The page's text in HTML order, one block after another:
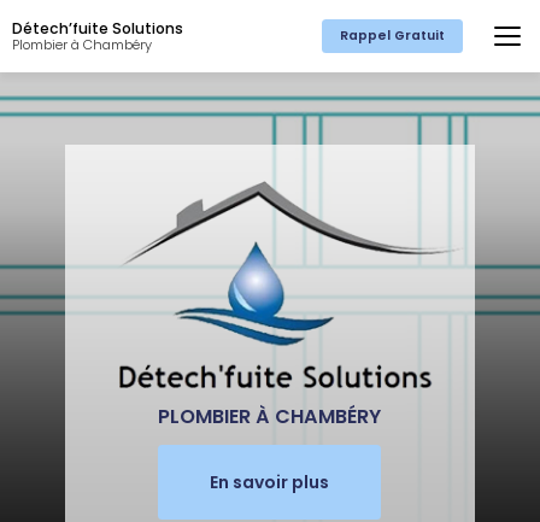
au
contenu
principal
Détech’fuite Solutions
Plombier à Chambéry Rappel Gratuit
PLOMBIER À CHAMBÉRY
En savoir plus